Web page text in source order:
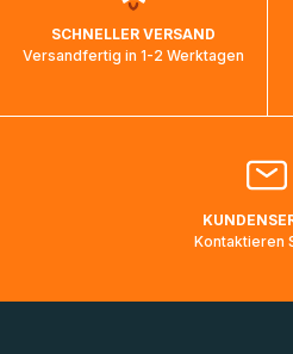
ankommen und von der dortigen
bearbeitet werden.
Bitte kontaktieren Sie den
Lieferadressen in Deutschland
SCHNELLER VERSAND
Versandfertig in 1-2 Werktagen
Kontaktieren